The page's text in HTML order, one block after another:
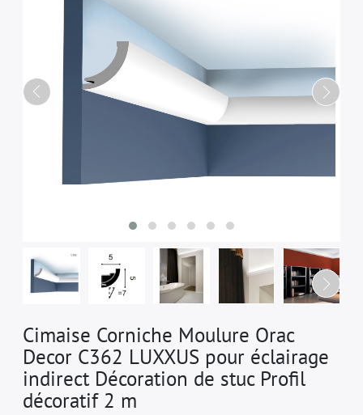
Cimaise Corniche Moulure Orac
Decor C362 LUXXUS pour éclairage
indirect Décoration de stuc Profil
décoratif 2 m